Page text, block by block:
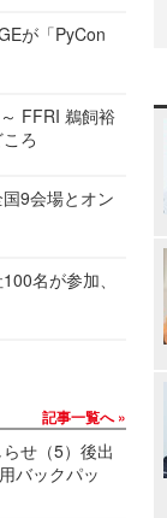
が「PyCon
FFRI 鵜飼裕
ろ
9会場とオン
名が参加、
記事一覧へ
せ（5）後出
バックパッ